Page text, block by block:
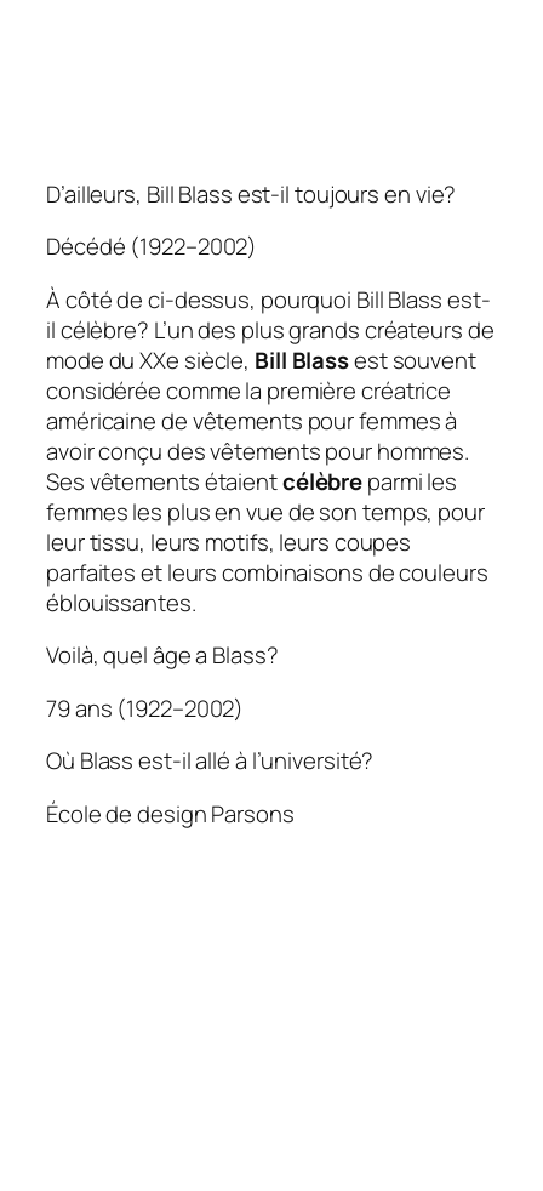
D’ailleurs, Bill Blass est-il toujours en vie?
Décédé (1922–2002)
À côté de ci-dessus, pourquoi Bill Blass est-
il célèbre? L’un des plus grands créateurs de
mode du XXe siècle, Bill Blassest souvent
considérée comme la première créatrice
américaine de vêtements pour femmes à
avoir conçu des vêtements pour hommes.
Ses vêtements étaientcélèbreparmi les
femmes les plus en vue de son temps, pour
leur tissu, leurs motifs, leurs coupes
parfaites et leurs combinaisons de couleurs
éblouissantes.
Voilà, quel âge a Blass?
79 ans (1922–2002)
Où Blass est-il allé à l’université?
École de design Parsons